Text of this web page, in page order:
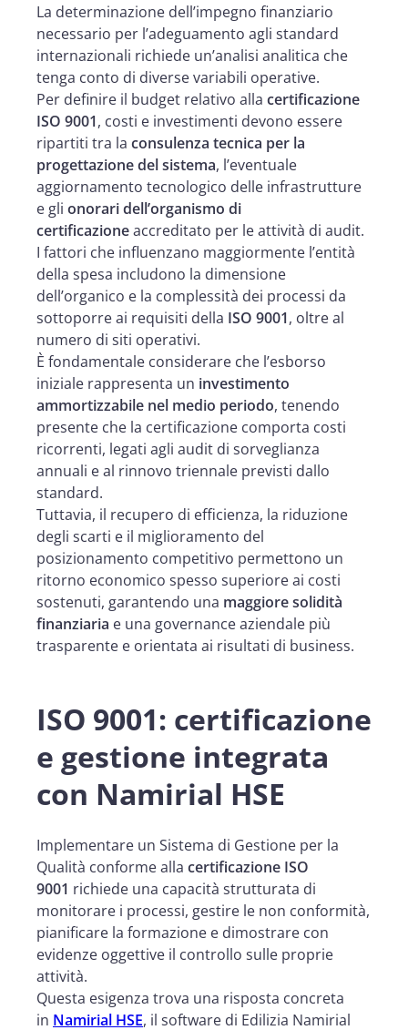
La determinazione dell’impegno finanziario
necessario per l’adeguamento agli standard
internazionali richiede un’analisi analitica che
tenga conto di diverse variabili operative.
Per definire il budget relativo alla certificazione
ISO 9001, costi e investimenti devono essere
ripartiti tra la consulenza tecnica per la
progettazione del sistema, l’eventuale
aggiornamento tecnologico delle infrastrutture
e gli onorari dell’organismo di
certificazioneaccreditato per le attività di audit.
I fattori che influenzano maggiormente l’entità
della spesa includono la dimensione
dell’organico e la complessità dei processi da
sottoporre ai requisiti della ISO 9001, oltre al
numero di siti operativi.
È fondamentale considerare che l’esborso
iniziale rappresenta un investimento
ammortizzabile nel medio periodo, tenendo
presente che la certificazione comporta costi
ricorrenti, legati agli audit di sorveglianza
annuali e al rinnovo triennale previsti dallo
standard.
Tuttavia, il recupero di efficienza, la riduzione
degli scarti e il miglioramento del
posizionamento competitivo permettono un
ritorno economico spesso superiore ai costi
sostenuti, garantendo una maggiore solidità
finanziaria e una governance aziendale più
trasparente e orientata ai risultati di business.
ISO 9001: certificazione
e gestione integrata
con Namirial HSE
Implementare un Sistema di Gestione per la
Qualità conforme alla certificazione ISO
9001 richiede una capacità strutturata di
monitorare i processi, gestire le non conformità,
pianificare la formazione e dimostrare con
evidenze oggettive il controllo sulle proprie
attività.
Questa esigenza trova una risposta concreta
in Namirial HSE, il software di Edilizia Namirial